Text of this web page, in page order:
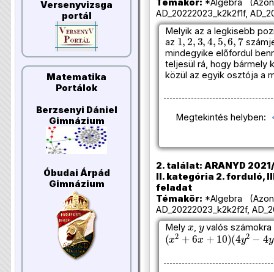
Versenyvizsga
portál
Matematika
Portálok
Berzsenyi Dániel
Gimnázium
Óbudai Árpád
Gimnázium
Témakör: *Algebra
AD_20222023_k2k2f1f,
Melyik az a legkisebb
az
1,2,3, 4,5,6,7
mindegyike előfordul
teljesül rá, hogy bármely
közül az egyik osztója a
Megtekintés helyben:
2. találat: ARANYD
II. kategória 2. forduló,
feladat
Témakör: *Algebra
AD_20222023_k2k2f2f,
Mely
x
,
y
valós számokra
(x2+6x+10)(4y2−4y+